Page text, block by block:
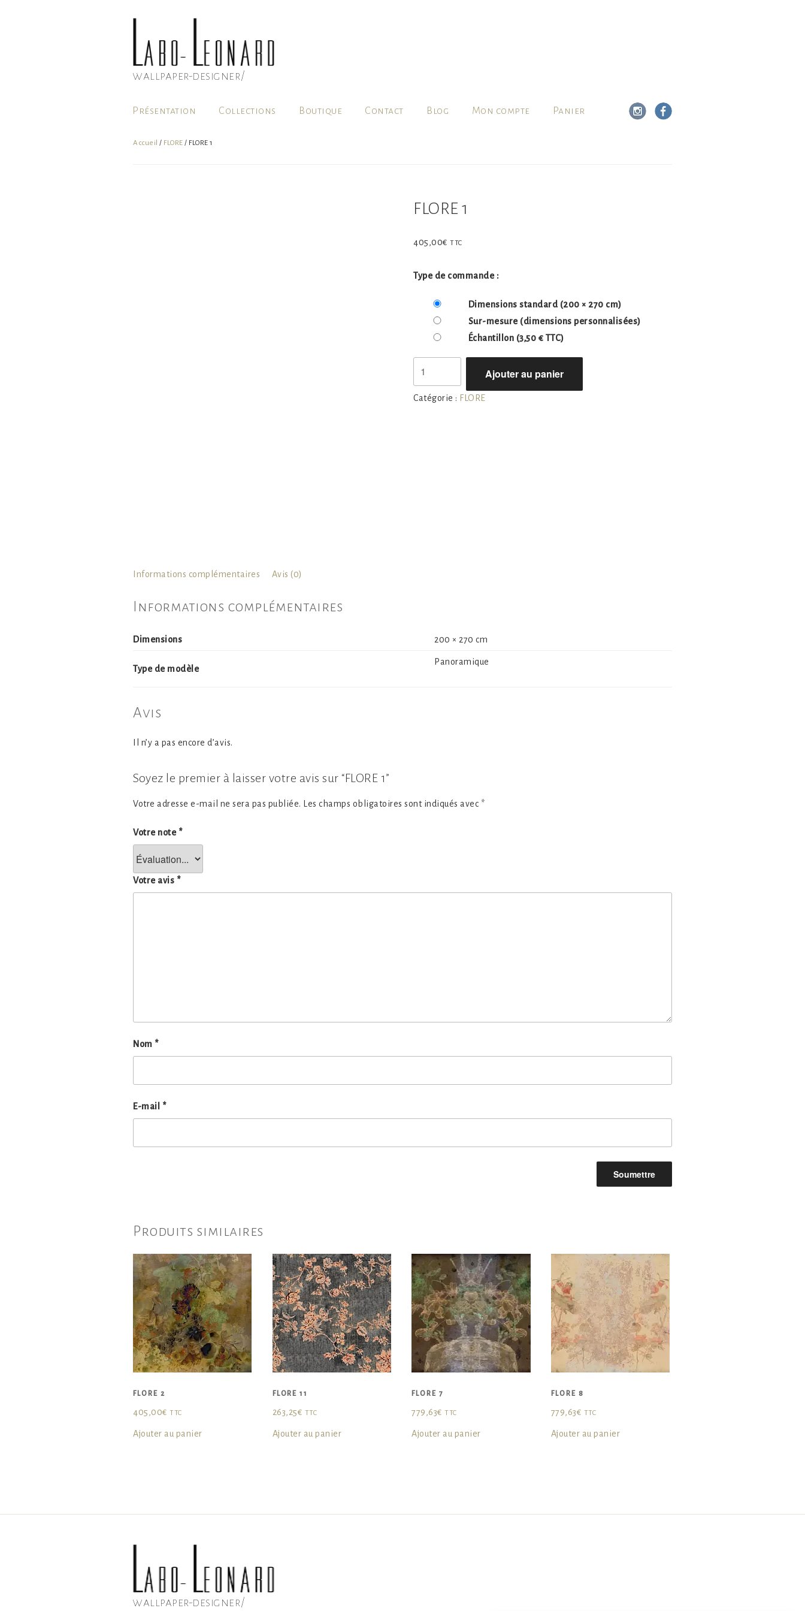
wallpaper-designer/
Présentation Collections Boutique Contact Blog Mon compte Panier
Accueil / FLORE / FLORE 1
FLORE 1
405,00€ TTC
Type de commande :
Dimensions standard(200 × 270 cm)
Sur-mesure(dimensions personnalisées)
Échantillon (3,50 € TTC)
de
FLORE
Ajouter au panier
Catégorie : FLORE
Informations complémentaires Avis (0)
Informations complémentaires
Dimensions 200 × 270 cm
Type de modèle
Panoramique
Avis
Il n’y a pas encore d’avis.
Soyez le premier à laisser votre avis sur “FLORE 1”
Votre adresse e-mail ne sera pas publiée. Les champs obligatoires sont indiqués avec *
Votre note *
Votre avis *
Nom *
E-mail *
Produits similaires
FLORE 2
405,00€ TTC
Ajouter au panier
FLORE 11
263,25€ TTC
Ajouter au panier
FLORE 7
779,63€ TTC
Ajouter au panier
FLORE 8
779,63€ TTC
Ajouter au panier
wallpaper-designer/